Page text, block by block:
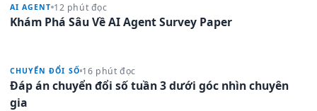
AI AGENT 12 phút đọc
Khám Phá Sâu Về AI Agent Survey Paper
CHUYỂN ĐỔI SỐ 16 phút đọc
Đáp án chuyển đổi số tuần 3 dưới góc nhìn chuyên
gia